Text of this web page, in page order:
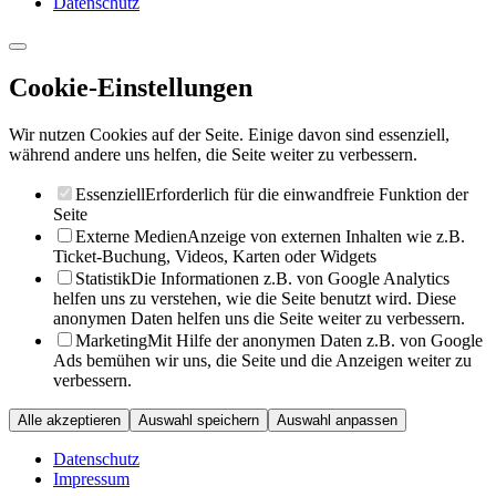
Cookie-Einstellungen
Wir nutzen Cookies auf der Seite. Einige davon sind essenziell,
während andere uns helfen, die Seite weiter zu verbessern.
EssenziellErforderlich für die einwandfreie Funktion der
Seite
Externe MedienAnzeige von externen Inhalten wie z.B.
Ticket-Buchung, Videos, Karten oder Widgets
StatistikDie Informationen z.B. von Google Analytics
helfen uns zu verstehen, wie die Seite benutzt wird. Diese
anonymen Daten helfen uns die Seite weiter zu verbessern.
MarketingMit Hilfe der anonymen Daten z.B. von Google
Ads bemühen wir uns, die Seite und die Anzeigen weiter zu
verbessern.
Alle akzeptieren Auswahl speichern Auswahl anpassen
Datenschutz
Impressum